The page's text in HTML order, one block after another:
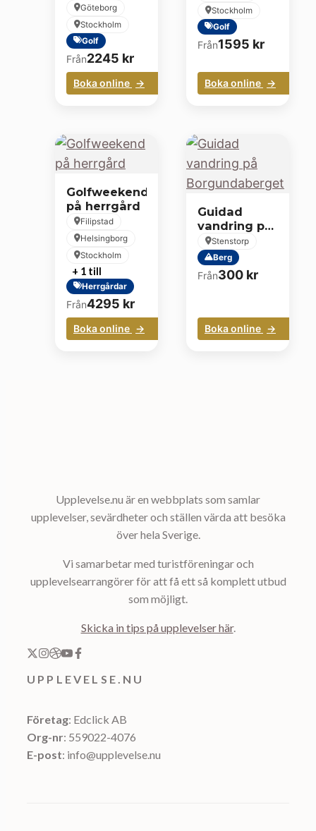
Göteborg
Stockholm
Golf
Från2245 kr
Boka online
Stockholm
Golf
Från1595 kr
Boka online
Golfweekend
på herrgård
Filipstad
Helsingborg
Stockholm
+ 1 till
Herrgårdar
Från4295 kr
Boka online
Guidad
vandring på
Borgundaberget
Stenstorp
Berg
Från300 kr
Boka online
Upplevelse.nu är en webbplats som samlar
upplevelser, sevärdheter och ställen värda att besöka
över hela Sverige.
Vi samarbetar med turistföreningar och
upplevelsearrangörer för att få ett så komplett utbud
som möjligt.
Skicka in tips på upplevelser här.
UPPLEVELSE.NU
Företag: Edclick AB
Org-nr: 559022-4076
E-post: info@upplevelse.nu